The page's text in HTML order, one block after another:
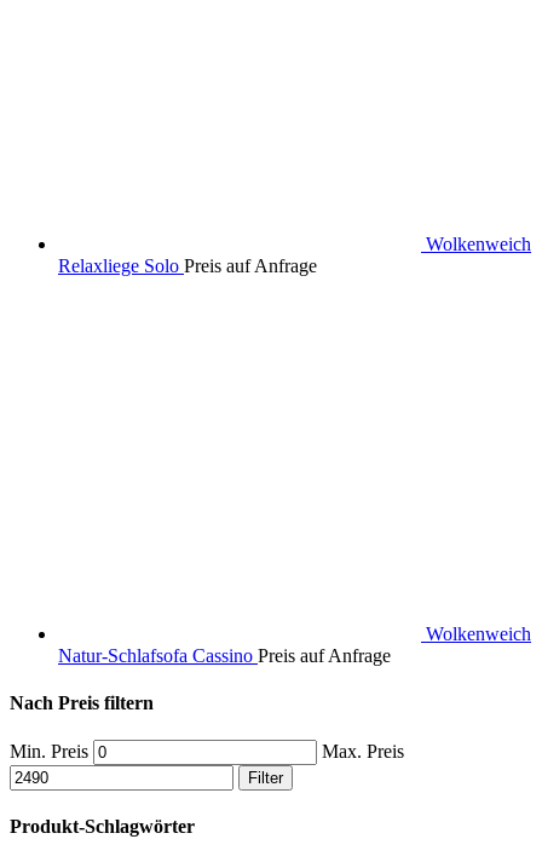
Wolkenweich
Relaxliege Solo Preis auf Anfrage
Wolkenweich
Natur-Schlafsofa Cassino Preis auf Anfrage
Nach Preis filtern
Min. Preis Max. Preis
Filter
Produkt-Schlagwörter